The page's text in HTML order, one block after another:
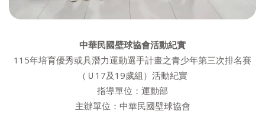
中華民國壁球協會活動紀實
115年培育優秀或具潛力運動選手計畫之青少年第三次排名賽
（Ｕ17及19歲組）活動紀實
指導單位：運動部
主辦單位：中華民國壁球協會